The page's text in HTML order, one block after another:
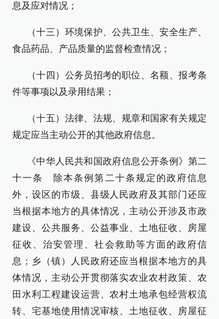
息及应对情况；
（十三）环境保护、公共卫生、安全生产、
食品药品、产品质量的监督检查情况；
（十四）公务员招考的职位、名额、报考条
件等事项以及录用结果；
（十五）法律、法规、规章和国家有关规定
规定应当主动公开的其他政府信息。
《中华人民共和国政府信息公开条例》第二
十一条 除本条例第二十条规定的政府信息
外，设区的市级、县级人民政府及其部门还应
当根据本地方的具体情况，主动公开涉及市政
建设、公共服务、公益事业、土地征收、房屋
征收、治安管理、社会救助等方面的政府信
息；乡（镇）人民政府还应当根据本地方的具
体情况，主动公开贯彻落实农业农村政策、农
田水利工程建设运营、农村土地承包经营权流
转、宅基地使用情况审核、土地征收、房屋征